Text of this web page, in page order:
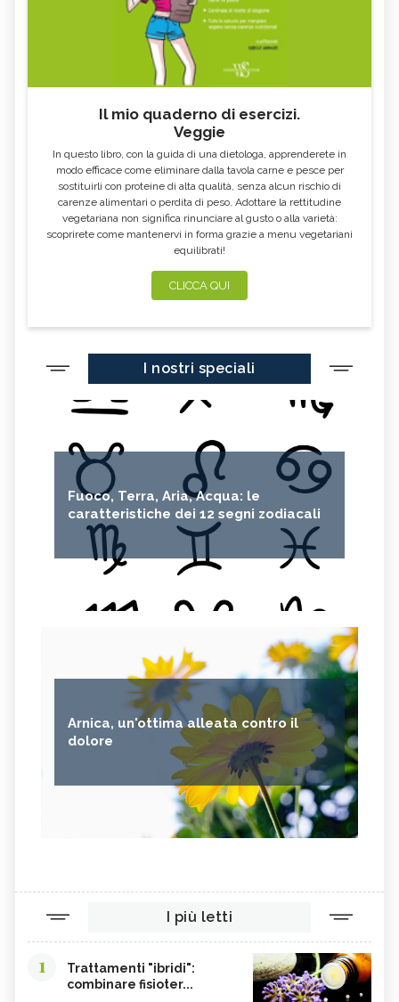
Il mio quaderno di esercizi.
Veggie
In questo libro, con la guida di una dietologa, apprenderete in
modo efficace come eliminare dalla tavola carne e pesce per
sostituirli con proteine di alta qualità, senza alcun rischio di
carenze alimentari o perdita di peso. Adottare la rettitudine
vegetariana non significa rinunciare al gusto o alla varietà:
scoprirete come mantenervi in forma grazie a menu vegetariani
equilibrati!
CLICCA QUI
I nostri speciali
Fuoco, Terra, Aria, Acqua: le
caratteristiche dei 12 segni zodiacali
Arnica, un'ottima alleata contro il
dolore
I più letti
1
Trattamenti "ibridi":
combinare fisioter...